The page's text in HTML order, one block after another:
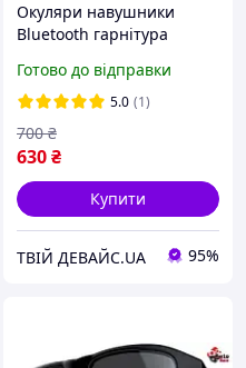
Окуляри навушники
Bluetooth гарнітура
велоокуляри з
навушниками
Готово до відправки
5.0 (1)
630₴
700 ₴
Купити
ТВІЙ ДЕВАЙС.UA 95%